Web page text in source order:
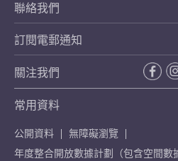
聯絡我們
訂閱電郵通知
關注我們
常用資料
公開資料
無障礙瀏覽
年度整合開放數據計劃（包含空間數